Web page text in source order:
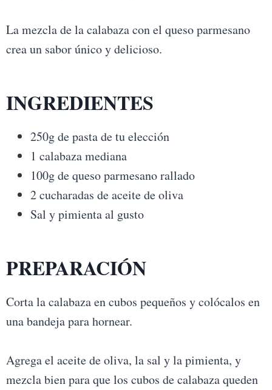
La mezcla de la calabaza con el queso parmesano
crea un sabor único y delicioso.
INGREDIENTES
250g de pasta de tu elección
1 calabaza mediana
100g de queso parmesano rallado
2 cucharadas de aceite de oliva
Sal y pimienta al gusto
PREPARACIÓN
Corta la calabaza en cubos pequeños y colócalos en
una bandeja para hornear.
Agrega el aceite de oliva, la sal y la pimienta, y
mezcla bien para que los cubos de calabaza queden